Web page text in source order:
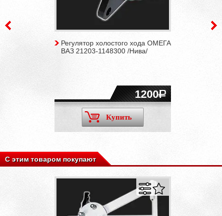
Регулятор холостого хода ОМЕГА
ВАЗ 21203-1148300 /Нива/
1200
Купить
С этим товаром покупают